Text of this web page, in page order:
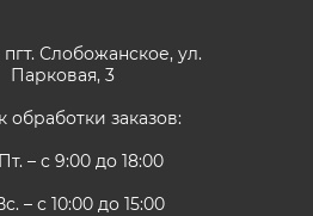
Слобожанское, ул.
Парковая, 3
обработки заказов:
– с 9:00 до 18:00
– с 10:00 до 15:00